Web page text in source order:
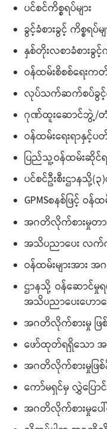
ပင်စင်ကိစ္စရပ်များ
ခွင့်ခံစားခွင့် ကိစ္စရပ်မျ
နှစ်တိုးလစာခံစားခွင့်ကိ
ဝန်ထမ်းစိစစ်ရေးကတ်
လုပ်သက်ဆက်စပ်ခွင့်ကိ
ဂုဏ်ထူးဆောင်ဘွဲ့/တံဆိ
ဝန်ထမ်းရေးရာနှင့်ပ
ပြည်သူ့ဝန်ထမ်းဆိုင်ရာ
ပင်စင်ဦးစီးဌာနသို့
GPMSစနစ်ဖြင့် ဝ
အဂတိလိုက်စားမှုတား
အသိပညာပေး လက်ကမ်
ဝန်ထမ်းများအား
ဌာနသို့ ဝန်ဆောင်မှု
အသိပညာပေးဟောပြ
အဂတိလိုက်စားမှု ဖြစ်
ဖော်ထုတ်ရရှိသော အဂ
အဂတိလိုက်စားမှုဖြစ်နို
ကော်မရှင်မှ လွှဲပြောင်
အဂတိလိုက်စားမှုပေါ်